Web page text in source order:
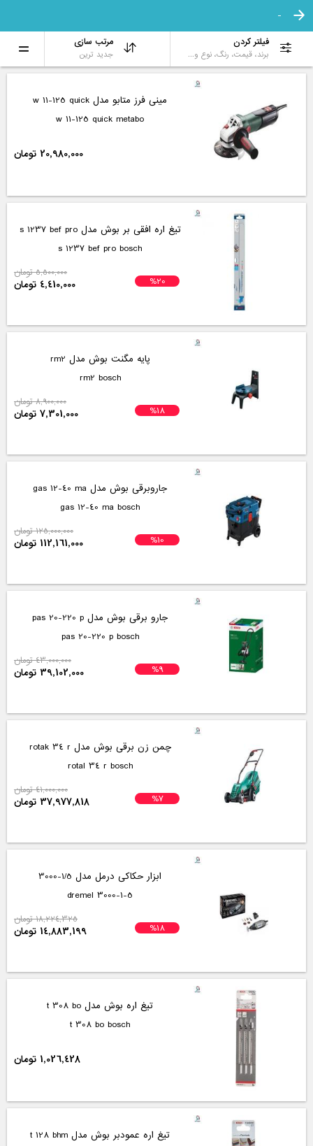
-
فیلتر کردن
برند، قیمت، رنگ، نوع و...
مرتب سازی
جدید ترین
مینی فرز متابو مدل w 11-125 quick
w 11-125 quick metabo
20,980,000 تومان
تیغ اره افقی بر بوش مدل s 1237 bef pro
s 1237 bef pro bosch
%20
5,500,000 تومان
4,410,000 تومان
پایه مگنت بوش مدل rm2
rm2 bosch
%18
8,900,000 تومان
7,301,000 تومان
جاروبرقی بوش مدل gas 12-40 ma
gas 12-40 ma bosch
%10
125,000,000 تومان
112,161,000 تومان
جارو برقی بوش مدل pas 20-220 p
pas 20-220 p bosch
%9
43,000,000 تومان
39,102,000 تومان
چمن زن برقی بوش مدل rotak 34 r
rotal 34 r bosch
%7
41,000,000 تومان
37,977,818 تومان
ابزار حکاکی درمل مدل 1/5-3000
3000-1-5 dremel
%18
18,224,325 تومان
14,883,199 تومان
تیغ اره بوش مدل t 308 bo
t 308 bo bosch
1,026,428 تومان
تیغ اره عمودبر بوش مدل t 128 bhm